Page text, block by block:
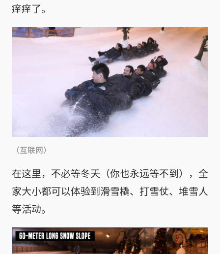
痒痒了。
（互联网）
在这里，不必等冬天（你也永远等不到），全
家大小都可以体验到滑雪橇、打雪仗、堆雪人
等活动。